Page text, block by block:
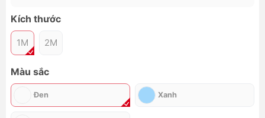
Kích thước
1M 2M
Màu sắc
Đen Xanh